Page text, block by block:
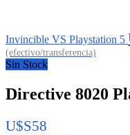
Invincible VS Playstation 5
Sin Stock
Directive 8020
U$S58